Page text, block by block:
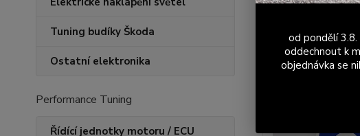
Tuning budíky Škoda
Ostatní elektronika
Performance Tuning
Řídící jednotky motoru / ECU
od pondělí
oddechnout k
objednávka se